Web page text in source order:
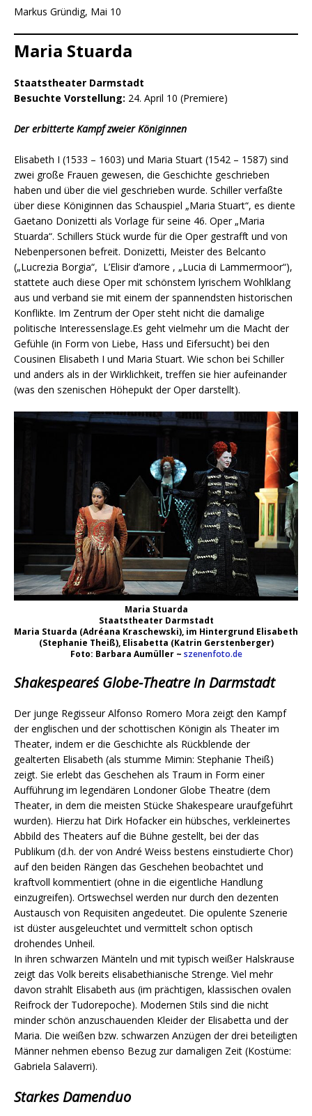
Markus Gründig, Mai 10
Maria Stuarda
Staatstheater Darmstadt
Besuchte Vorstellung: 24. April 10 (Premiere)
Der erbitterte Kampf zweier Königinnen
Elisabeth I (1533 – 1603) und Maria Stuart (1542 – 1587) sind
zwei große Frauen gewesen, die Geschichte geschrieben
haben und über die viel geschrieben wurde. Schiller verfaßte
über diese Königinnen das Schauspiel „Maria Stuart“, es diente
Gaetano Donizetti als Vorlage für seine 46. Oper „Maria
Stuarda“. Schillers Stück wurde für die Oper gestrafft und von
Nebenpersonen befreit. Donizetti, Meister des Belcanto
(„Lucrezia Borgia“, L’Elisir d’amore , „Lucia di Lammermoor“),
stattete auch diese Oper mit schönstem lyrischem Wohlklang
aus und verband sie mit einem der spannendsten historischen
Konflikte. Im Zentrum der Oper steht nicht die damalige
politische Interessenslage.Es geht vielmehr um die Macht der
Gefühle (in Form von Liebe, Hass und Eifersucht) bei den
Cousinen Elisabeth I und Maria Stuart. Wie schon bei Schiller
und anders als in der Wirklichkeit, treffen sie hier aufeinander
(was den szenischen Höhepukt der Oper darstellt).
Maria Stuarda
Staatstheater Darmstadt
Maria Stuarda (Adréana Kraschewski), im Hintergrund Elisabeth
(Stephanie Theiß), Elisabetta (Katrin Gerstenberger)
Foto: Barbara Aumüller ~ szenenfoto.de
Shakespeares´ Globe-Theatre in Darmstadt
Der junge Regisseur Alfonso Romero Mora zeigt den Kampf
der englischen und der schottischen Königin als Theater im
Theater, indem er die Geschichte als Rückblende der
gealterten Elisabeth (als stumme Mimin: Stephanie Theiß)
zeigt. Sie erlebt das Geschehen als Traum in Form einer
Aufführung im legendären Londoner Globe Theatre (dem
Theater, in dem die meisten Stücke Shakespeare uraufgeführt
wurden). Hierzu hat Dirk Hofacker ein hübsches, verkleinertes
Abbild des Theaters auf die Bühne gestellt, bei der das
Publikum (d.h. der von André Weiss bestens einstudierte Chor)
auf den beiden Rängen das Geschehen beobachtet und
kraftvoll kommentiert (ohne in die eigentliche Handlung
einzugreifen). Ortswechsel werden nur durch den dezenten
Austausch von Requisiten angedeutet. Die opulente Szenerie
ist düster ausgeleuchtet und vermittelt schon optisch
drohendes Unheil.
In ihren schwarzen Mänteln und mit typisch weißer Halskrause
zeigt das Volk bereits elisabethianische Strenge. Viel mehr
davon strahlt Elisabeth aus (im prächtigen, klassischen ovalen
Reifrock der Tudorepoche). Modernen Stils sind die nicht
minder schön anzuschauenden Kleider der Elisabetta und der
Maria. Die weißen bzw. schwarzen Anzügen der drei beteiligten
Männer nehmen ebenso Bezug zur damaligen Zeit (Kostüme:
Gabriela Salaverri).
Starkes Damenduo